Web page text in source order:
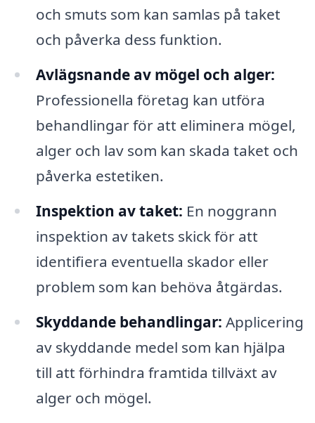
och smuts som kan samlas på taket
och påverka dess funktion.
Avlägsnande av mögel och alger:
Professionella företag kan utföra
behandlingar för att eliminera mögel,
alger och lav som kan skada taket och
påverka estetiken.
Inspektion av taket: En noggrann
inspektion av takets skick för att
identifiera eventuella skador eller
problem som kan behöva åtgärdas.
Skyddande behandlingar: Applicering
av skyddande medel som kan hjälpa
till att förhindra framtida tillväxt av
alger och mögel.